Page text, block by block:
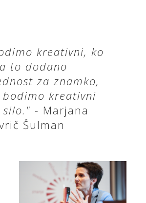
kreativni, ko
to dodano
za znamko,
bodimo kreativni
silo." - Marjana
Šulman